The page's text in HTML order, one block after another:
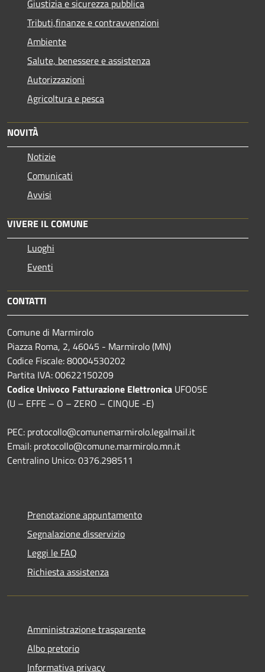
Giustizia e sicurezza pubblica
Tributi,finanze e contravvenzioni
Ambiente
Salute, benessere e assistenza
Autorizzazioni
Agricoltura e pesca
NOVITÀ
Notizie
Comunicati
Avvisi
VIVERE IL COMUNE
Luoghi
Eventi
CONTATTI
Comune di Marmirolo
Piazza Roma, 2, 46045 - Marmirolo (MN)
Codice Fiscale: 80004530202
Partita IVA: 00622150209
Codice Univoco Fatturazione Elettronica UFO05E
(U – EFFE – O – ZERO – CINQUE -E)
PEC: protocollo@comunemarmirolo.legalmail.it
Email: protocollo@comune.marmirolo.mn.it
Centralino Unico: 0376.298511
Prenotazione appuntamento
Segnalazione disservizio
Leggi le FAQ
Richiesta assistenza
Amministrazione trasparente
Albo pretorio
Informativa privacy